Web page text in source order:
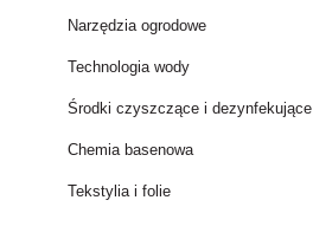
Narzędzia ogrodowe
Technologia wody
Środki czyszczące i dezynfekujące
Chemia basenowa
Tekstylia i folie